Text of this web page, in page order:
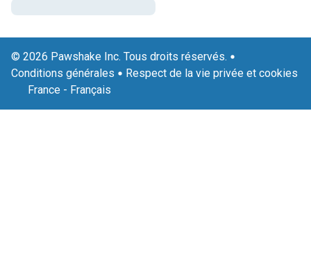
© 2026 Pawshake Inc. Tous droits réservés.
Conditions générales
Respect de la vie privée et cookies
France - Français